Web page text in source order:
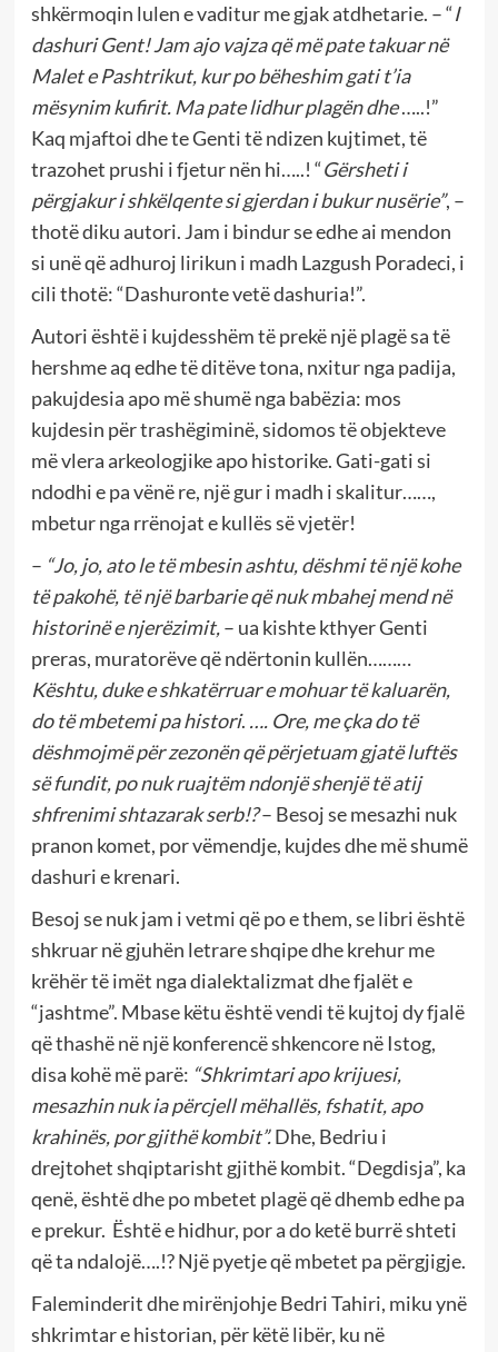
shkërmoqin lulen e vaditur me gjak atdhetarie. – “I
dashuri Gent! Jam ajo vajza që më pate takuar në
Malet e Pashtrikut, kur po bëheshim gati t’ia
mësynim kufirit. Ma pate lidhur plagën dhe…..!”
Kaq mjaftoi dhe te Genti të ndizen kujtimet, të
trazohet prushi i fjetur nën hi…..! “Gërsheti i
përgjakur i shkëlqente si gjerdan i bukur nusërie”, –
thotë diku autori. Jam i bindur se edhe ai mendon
si unë që adhuroj lirikun i madh Lazgush Poradeci, i
cili thotë: “Dashuronte vetë dashuria!”.
Autori është i kujdesshëm të prekë një plagë sa të
hershme aq edhe të ditëve tona, nxitur nga padija,
pakujdesia apo më shumë nga babëzia: mos
kujdesin për trashëgiminë, sidomos të objekteve
më vlera arkeologjike apo historike. Gati-gati si
ndodhi e pa vënë re, një gur i madh i skalitur……,
mbetur nga rrënojat e kullës së vjetër!
– “Jo, jo, ato le të mbesin ashtu, dëshmi të një kohe
të pakohë, të një barbarie që nuk mbahej mend në
historinë e njerëzimit,– ua kishte kthyer Genti
preras, muratorëve që ndërtonin kullën………
Kështu, duke e shkatërruar e mohuar të kaluarën,
do të mbetemi pa histori. …. Ore, me çka do të
dëshmojmë për zezonën që përjetuam gjatë luftës
së fundit, po nuk ruajtëm ndonjë shenjë të atij
shfrenimi shtazarak serb!?– Besoj se mesazhi nuk
pranon komet, por vëmendje, kujdes dhe më shumë
dashuri e krenari.
Besoj se nuk jam i vetmi që po e them, se libri është
shkruar në gjuhën letrare shqipe dhe krehur me
krëhër të imët nga dialektalizmat dhe fjalët e
“jashtme”. Mbase këtu është vendi të kujtoj dy fjalë
që thashë në një konferencë shkencore në Istog,
disa kohë më parë: “Shkrimtari apo krijuesi,
mesazhin nuk ia përcjell mëhallës, fshatit, apo
krahinës, por gjithë kombit”.Dhe, Bedriu i
drejtohet shqiptarisht gjithë kombit. “Degdisja”, ka
qenë, është dhe po mbetet plagë që dhemb edhe pa
e prekur. Është e hidhur, por a do ketë burrë shteti
që ta ndalojë….!? Një pyetje që mbetet pa përgjigje.
Faleminderit dhe mirënjohje Bedri Tahiri, miku ynë
shkrimtar e historian, për këtë libër, ku në